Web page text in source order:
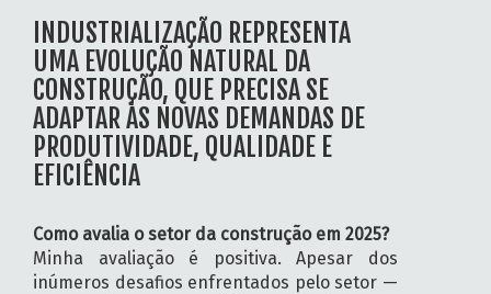
INDUSTRIALIZAÇÃO REPRESENTA
UMA EVOLUÇÃO NATURAL DA
CONSTRUÇÃO, QUE PRECISA SE
ADAPTAR ÀS NOVAS DEMANDAS DE
PRODUTIVIDADE, QUALIDADE E
EFICIÊNCIA
Como avalia o setor da construção em 2025?
Minha avaliação é positiva. Apesar dos
inúmeros desafios enfrentados pelo setor —